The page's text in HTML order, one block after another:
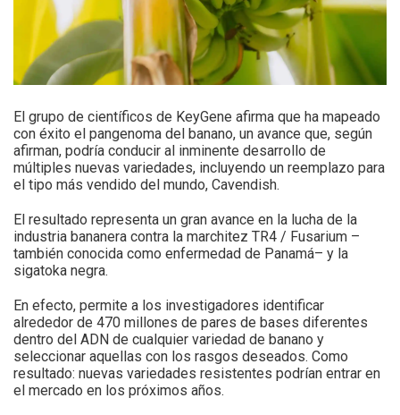
El grupo de científicos de KeyGene afirma que ha mapeado
con éxito el pangenoma del banano, un avance que, según
afirman, podría conducir al inminente desarrollo de
múltiples nuevas variedades, incluyendo un reemplazo para
el tipo más vendido del mundo, Cavendish.
El resultado representa un gran avance en la lucha de la
industria bananera contra la marchitez TR4 / Fusarium –
también conocida como enfermedad de Panamá– y la
sigatoka negra.
En efecto, permite a los investigadores identificar
alrededor de 470 millones de pares de bases diferentes
dentro del ADN de cualquier variedad de banano y
seleccionar aquellas con los rasgos deseados. Como
resultado: nuevas variedades resistentes podrían entrar en
el mercado en los próximos años.